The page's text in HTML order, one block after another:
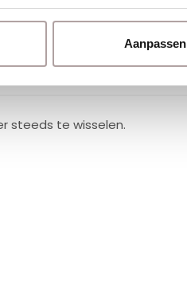
Aanpassen
steeds te wisselen.